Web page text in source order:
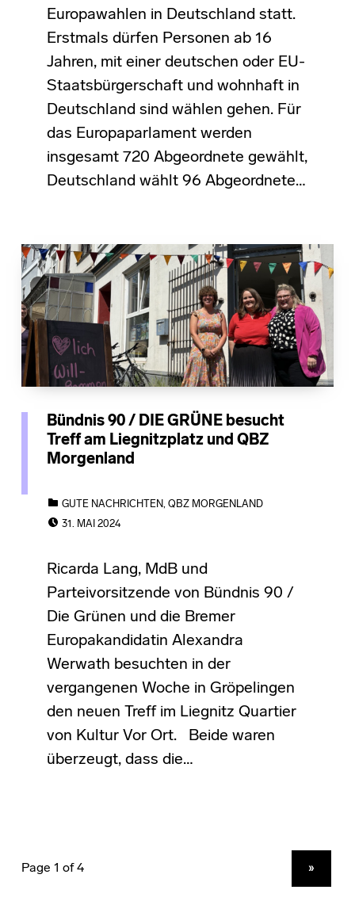
Europawahlen in Deutschland statt.
Erstmals dürfen Personen ab 16
Jahren, mit einer deutschen oder EU-
Staatsbürgerschaft und wohnhaft in
Deutschland sind wählen gehen. Für
das Europaparlament werden
insgesamt 720 Abgeordnete gewählt,
Deutschland wählt 96 Abgeordnete…
Bündnis 90 / DIE GRÜNE besucht
Treff am Liegnitzplatz und QBZ
Morgenland
GUTE NACHRICHTEN QBZ MORGENLAND
31. MAI 2024
Ricarda Lang, MdB und
Parteivorsitzende von Bündnis 90 /
Die Grünen und die Bremer
Europakandidatin Alexandra
Werwath besuchten in der
vergangenen Woche in Gröpelingen
den neuen Treff im Liegnitz Quartier
von Kultur Vor Ort. Beide waren
überzeugt, dass die…
»